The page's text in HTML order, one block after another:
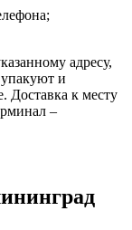
адресу,
упакуют и
Доставка к месту
–